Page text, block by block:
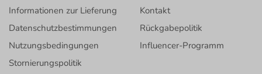
Informationen zur Lieferung
Datenschutzbestimmungen
Nutzungsbedingungen
Stornierungspolitik
Kontakt
Rückgabepolitik
Influencer-Programm